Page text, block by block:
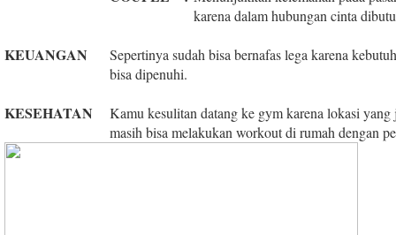
karena dalam hubungan cinta
KEUANGAN
Sepertinya sudah bisa bernafas lega karena
bisa dipenuhi.
KESEHATAN
Kamu kesulitan datang ke gym karena lokasi
masih bisa melakukan workout di rumah dengan